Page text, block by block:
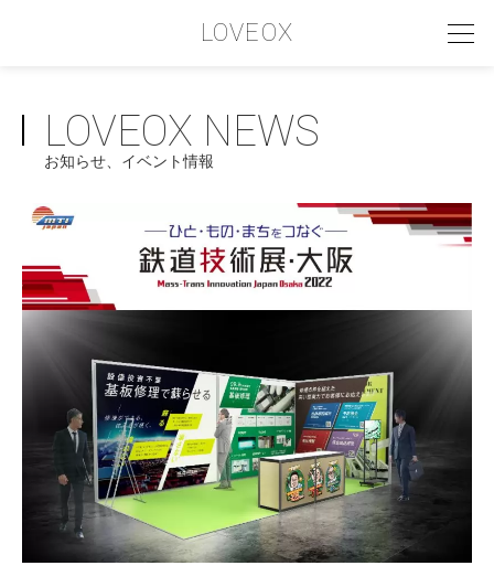
LOVEOX
PHILOSOPHY
フィロソフィー
COMPANY PROFILE
SERVICE
INTERVIEW
お客様インタビュー
RECRUIT
採用情報
GREEN CHALLENGE
LOVEOX NEWS
お知らせ、イベント情報